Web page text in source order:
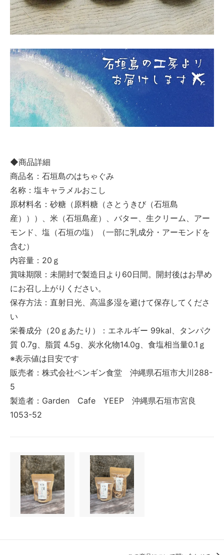
◆商品詳細
商品名：石垣島のはちゃぐみ
名称：塩キャラメルおこし
原材料名：砂糖（原料糖（さとうきび（石垣島
産）））、米（石垣島産）、バター、生クリーム、アー
モンド、塩（石垣の塩）（一部に乳成分・アーモンドを
含む）
内容量：20ｇ
賞味期限：未開封で製造日より60日間。開封後はお早め
にお召し上がりください。
保存方法：直射日光、高温多湿を避けて保存してくださ
い
栄養成分（20ｇあたり）：エネルギー 99kal、タンパク
質 0.7g、脂質 4.5g、炭水化物14.0g、食塩相当量0.1ｇ
※表示値は目安です
販売者：株式会社ペンギン食堂 沖縄県石垣市大川288-
5
製造者：Garden Cafe YEEP 沖縄県石垣市宮良
1053-52